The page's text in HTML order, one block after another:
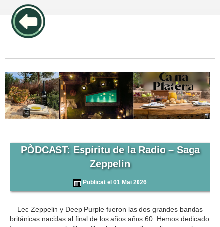
PÒDCAST: Espíritu de la Radio – Saga
Zeppelin
Publicat el 01 Mai 2026
Led Zeppelin y Deep Purple fueron las dos grandes bandas
británicas nacidas al final de los años años 60. Hemos dedicado